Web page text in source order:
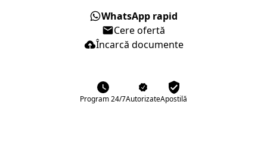
WhatsApp rapid
Cere ofertă
Încarcă documente
Program 24/7AutorizateApostilă